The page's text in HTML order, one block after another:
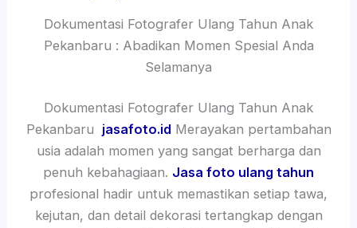
Dokumentasi Fotografer Ulang Tahun Anak
Pekanbaru : Abadikan Momen Spesial Anda
Selamanya
Dokumentasi Fotografer Ulang Tahun Anak
Pekanbaru jasafoto.idMerayakan pertambahan
usia adalah momen yang sangat berharga dan
penuh kebahagiaan. Jasa foto ulang tahun
profesional hadir untuk memastikan setiap tawa,
kejutan, dan detail dekorasi tertangkap dengan